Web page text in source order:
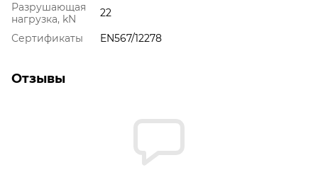
Разрушающая
нагрузка, kN
22
Сертификаты
EN567/12278
Отзывы